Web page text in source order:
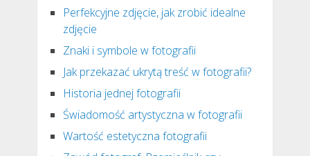
Perfekcyjne zdjęcie, jak zrobić idealne
zdjęcie
Znaki i symbole w fotografii
Jak przekazać ukrytą treść w fotografii?
Historia jednej fotografii
Świadomość artystyczna w fotografii
Wartość estetyczna fotografii